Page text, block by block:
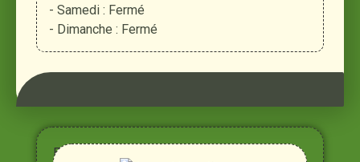
- Samedi : Fermé
- Dimanche : Fermé
Entre